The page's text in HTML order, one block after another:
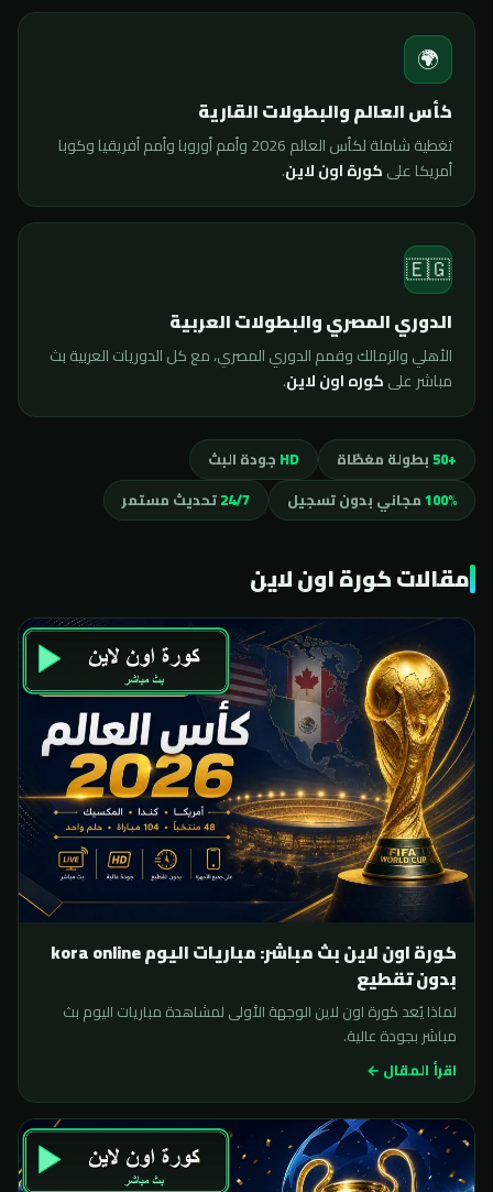
🌍
كأس العالم والبطولات القارية
تغطية شاملة لكأس العالم 2026 وأمم أوروبا وأمم أفريقيا وكوبا
أمريكا علىكورة اون لاين.
🇪🇬
الدوري المصري والبطولات العربية
الأهلي والزمالك وقمم الدوري المصري، مع كل الدوريات العربية بث
مباشر علىكوره اون لاين.
+50 بطولة مغطّاة HD جودة البث
100%مجاني بدون تسجيل 24/7تحديث مستمر
مقالات كورة اون لاين
كورة اون لاين بث مباشر: مباريات اليوم kora online
بدون تقطيع
لماذا يُعد كورة اون لاين الوجهة الأولى لمشاهدة مباريات اليوم بث
مباشر بجودة عالية.
اقرأ المقال ←